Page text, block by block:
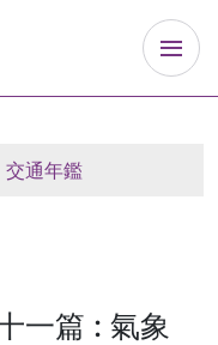
交通年鑑
一篇 : 氣象